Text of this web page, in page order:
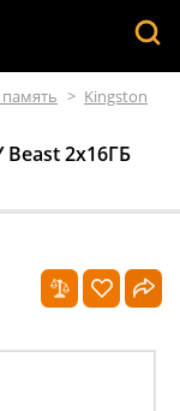
> Kingston
Beast 2x16ГБ